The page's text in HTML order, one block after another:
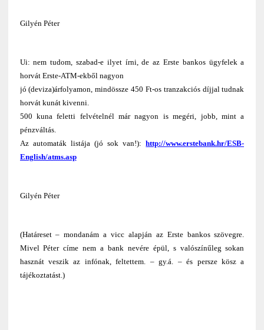
Gilyén Péter
Ui: nem tudom, szabad-e ilyet írni, de az Erste bankos ügyfelek a
horvát Erste-ATM-ekből nagyon
jó (deviza)árfolyamon, mindössze 450 Ft-os tranzakciós díjjal tudnak
horvát kunát kivenni.
500 kuna feletti felvételnél már nagyon is megéri, jobb, mint a
pénzváltás.
Az automaták listája (jó sok van!):http://www.erstebank.hr/ESB-
English/atms.asp
Gilyén Péter
(Határeset – mondanám a vicc alapján az Erste bankos szövegre.
Mivel Péter címe nem a bank nevére épül, s valószínűleg sokan
hasznát veszik az infónak, feltettem. – gy.á. – és persze kösz a
tájékoztatást.)